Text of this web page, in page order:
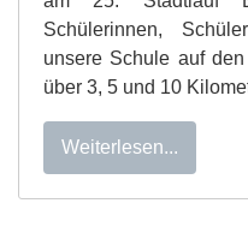
Schülerinnen,
unsere Schule auf
über 3, 5 und 10
Weiterlesen...